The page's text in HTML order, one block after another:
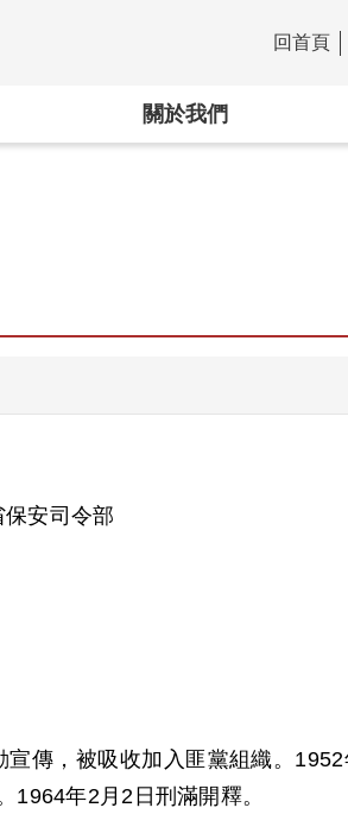
:::
回首頁
關於我們
安司令部
傳，被吸收加入匪黨組織。
年2月2日刑滿開釋。